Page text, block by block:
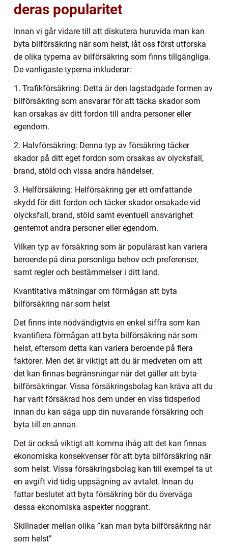
deras popularitet
Innan vi går vidare till att diskutera huruvida man kan
byta bilförsäkring när som helst, låt oss först utforska
de olika typerna av bilförsäkring som finns tillgängliga.
De vanligaste typerna inkluderar:
1. Trafikförsäkring: Detta är den lagstadgade formen av
bilförsäkring som ansvarar för att täcka skador som
kan orsakas av ditt fordon till andra personer eller
egendom.
2. Halvförsäkring: Denna typ av försäkring täcker
skador på ditt eget fordon som orsakas av olycksfall,
brand, stöld och vissa andra händelser.
3. Helförsäkring: Helförsäkring ger ett omfattande
skydd för ditt fordon och täcker skador orsakade vid
olycksfall, brand, stöld samt eventuell ansvarighet
gentemot andra personer eller egendom.
Vilken typ av försäkring som är populärast kan variera
beroende på dina personliga behov och preferenser,
samt regler och bestämmelser i ditt land.
Kvantitativa mätningar om förmågan att byta
bilförsäkring när som helst
Det finns inte nödvändigtvis en enkel siffra som kan
kvantifiera förmågan att byta bilförsäkring när som
helst, eftersom detta kan variera beroende på flera
faktorer. Men det är viktigt att du är medveten om att
det kan finnas begränsningar när det gäller att byta
bilförsäkringar. Vissa försäkringsbolag kan kräva att du
har varit försäkrad hos dem under en viss tidsperiod
innan du kan säga upp din nuvarande försäkring och
byta till en annan.
Det är också viktigt att komma ihåg att det kan finnas
ekonomiska konsekvenser för att byta bilförsäkring när
som helst. Vissa försäkringsbolag kan till exempel ta ut
en avgift vid tidig uppsägning av avtalet. Innan du
fattar beslutet att byta försäkring bör du överväga
dessa ekonomiska aspekter noggrant.
Skillnader mellan olika ”kan man byta bilförsäkring när
som helst”